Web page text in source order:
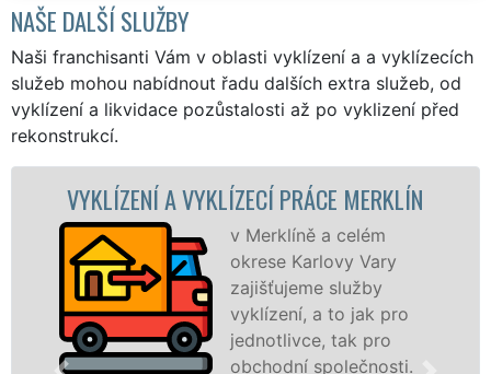
NAŠE DALŠÍ SLUŽBY
Naši franchisanti Vám v oblasti vyklízení a a vyklízecích
služeb mohou nabídnout řadu dalších extra služeb, od
vyklízení a likvidace pozůstalosti až po vyklizení před
rekonstrukcí.
A VYKLÍZECÍ PRÁCE MERKLÍN
v Merklíně a celém
okrese Karlovy Vary
zajišťujeme služby
vyklízení, a to jak pro
jednotlivce, tak pro
obchodní společnosti.